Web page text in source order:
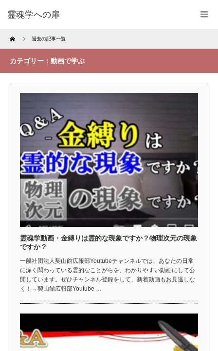
霊魂学への扉
Home 過去の記事一覧
カテゴリー：動画で学ぶ
霊魂学動画・金縛りは霊的な現象ですか？物理次元の現象
ですか？
一般社団法人契山館広報部Youtubeチャンネルでは、あなたの日常
に深く関わっている霊的なことがらを、わかりやすい動画にして公
開しています。ぜひチャンネル登録をして、新着動画もお見逃しな
く！→契山館広報部Youtube …